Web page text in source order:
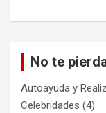
No te
Autoayuda y
Celebridades (4)